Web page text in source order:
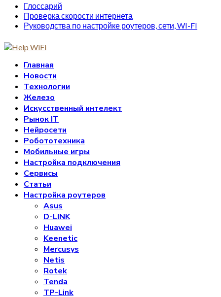
Глоссарий
Проверка скорости интернета
Руководства по настройке роутеров, сети, WI-FI
Главная
Новости
Технологии
Железо
Искусственный интелект
Рынок IT
Нейросети
Робототехника
Мобильные игры
Настройка подключения
Сервисы
Статьи
Настройка роутеров
Asus
D-LINK
Huawei
Keenetic
Mercusys
Netis
Rotek
Tenda
TP-Link